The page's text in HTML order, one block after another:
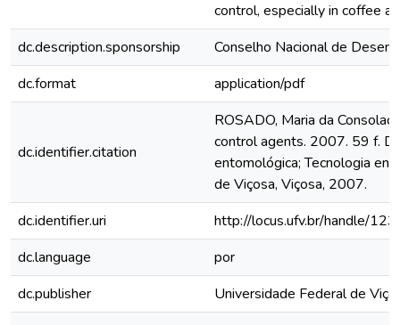
control, especially in coffee
dc.description.sponsorship
Conselho Nacional de
dc.format
application/pdf
dc.identifier.citation
ROSADO, Maria da
control agents. 2007. 59 f.
entomológica; Tecnologia
de Viçosa, Viçosa, 2007.
dc.identifier.uri
http://locus.ufv.br/handle/
dc.language
por
dc.publisher
Universidade Federal de